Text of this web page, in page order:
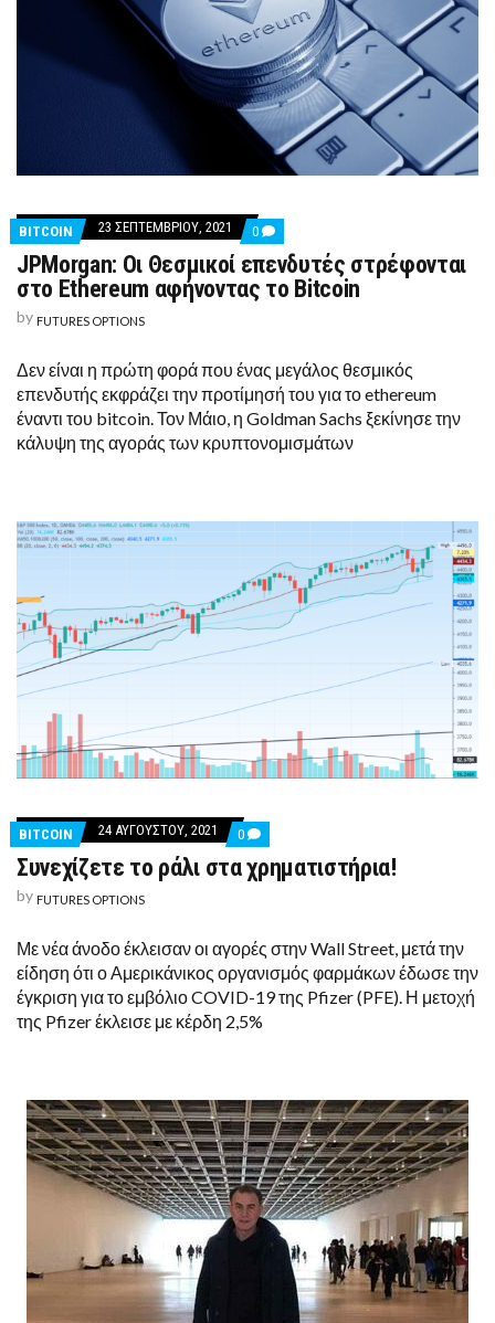
BITCOIN 23 ΣΕΠΤΕΜΒΡΊΟΥ, 2021 0 COMMENTS
ON
JPMORGAN:
ΘΕΣΜΙΚΟΊ
ETHEREUM
ΑΦΉΝΟΝΤΑΣ
ΤΟ
BITCOIN
JPMorgan: Οι Θεσμικοί επενδυτές στρέφονται
στο Ethereum αφήνοντας το Bitcoin
by FUTURES OPTIONS
Δεν είναι η πρώτη φορά που ένας μεγάλος θεσμικός
επενδυτής εκφράζει την προτίμησή του για το ethereum
έναντι του bitcoin. Τον Μάιο, η Goldman Sachs ξεκίνησε την
κάλυψη της αγοράς των κρυπτονομισμάτων
BITCOIN 24 ΑΥΓΟΎΣΤΟΥ, 2021 0 COMMENTS
ON
ΣΥΝΕΧΊΖΕΤΕ
ΤΟ
Συνεχίζετε το ράλι στα χρηματιστήρια!
by FUTURES OPTIONS
Με νέα άνοδο έκλεισαν οι αγορές στην Wall Street, μετά την
είδηση ότι ο Αμερικάνικος οργανισμός φαρμάκων έδωσε την
έγκριση για το εμβόλιο COVID-19 της Pfizer (PFE). Η μετοχή
της Pfizer έκλεισε με κέρδη 2,5%